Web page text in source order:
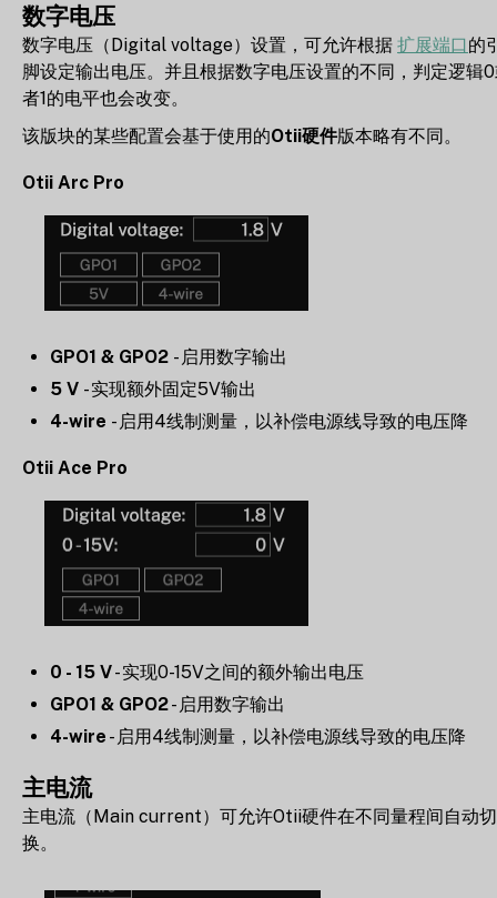
数字电压
数字电压（Digital voltage）设置，可允许根据 扩展端口的
脚设定输出电压。并且根据数字电压设置的不同，判定逻辑
者1的电平也会改变。
该版块的某些配置会基于使用的Otii硬件版本略有不同。
Otii Arc Pro
GPO1 & GPO2 - 启用数字输出
5 V - 实现额外固定5V输出
4-wire - 启用4线制测量，以补偿电源线导致的电压降
Otii Ace Pro
0 - 15 V- 实现0-15V之间的额外输出电压
GPO1 & GPO2- 启用数字输出
4-wire - 启用4线制测量，以补偿电源线导致的电压降
主电流
主电流（Main current）可允许Otii硬件在不同量程间自动切
换。